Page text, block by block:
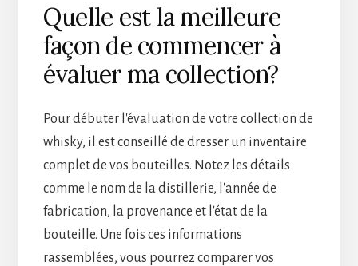
Quelle est la meilleure
façon de commencer à
évaluer ma collection?
Pour débuter l'évaluation de votre collection de
whisky, il est conseillé de dresser un inventaire
complet de vos bouteilles. Notez les détails
comme le nom de la distillerie, l'année de
fabrication, la provenance et l'état de la
bouteille. Une fois ces informations
rassemblées, vous pourrez comparer vos